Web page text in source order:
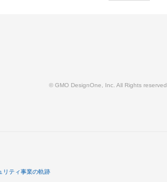
© GMO DesignOne, Inc. All Rights reserved.
リティ事業の軌跡